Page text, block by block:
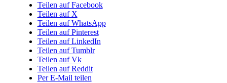
Teilen auf Facebook
Teilen auf X
Teilen auf WhatsApp
Teilen auf Pinterest
Teilen auf LinkedIn
Teilen auf Tumblr
Teilen auf Vk
Teilen auf Reddit
Per E-Mail teilen